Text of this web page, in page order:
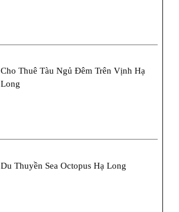
Cho Thuê Tàu Ngủ Đêm Trên Vịnh Hạ
Long
Du Thuyền Sea Octopus Hạ Long